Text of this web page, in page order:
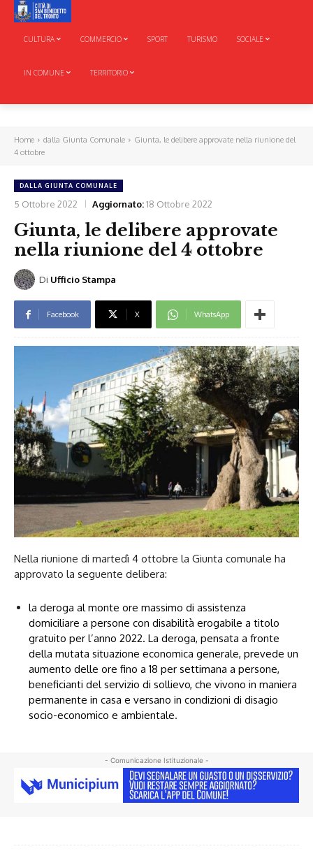
CULTURA COMMERCIO SPORT TURISMO SOCIALE
IN COMUNE TERRITORIO
Home dalla Giunta Comunale
Giunta, le delibere approvate nella riunione del
4 ottobre
DALLA GIUNTA COMUNALE
5 Ottobre 2022 Aggiornato:18 Ottobre 2022
Giunta, le delibere approvate
nella riunione del 4 ottobre
Di Ufficio Stampa
Facebook X WhatsApp
Nella riunione di martedì 4 ottobre la Giunta comunale ha
approvato la seguente delibera:
la deroga al monte ore massimo di assistenza
domiciliare a persone con disabilità erogabile a titolo
gratuito per l’anno 2022. La deroga, pensata a fronte
della mutata situazione economica generale, prevede un
aumento delle ore fino a 18 per settimana a persone,
beneficianti del servizio di sollievo, che vivono in maniera
permanente in casa e versano in condizioni di disagio
socio-economico e ambientale.
- Comunicazione Istituzionale -